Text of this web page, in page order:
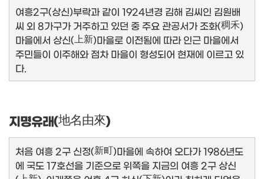
여흥2구(상신)부락과 같이 1924년경 김해 김씨인 김원배
씨 외 8가구가 거주하고 있던 중 주요 관공서가 조화(稠禾)
마을에서 상신( 上新)마을로 이전됨에 따라 인근 마을에서
주민들이 이주해와 점차 마을이 형성되어 현재에 이르고 있
다.
지명유래(地名由來)
처음 여흥 2구 신정(新町)마을에 속하여 오다가 1986년도
에 국도 17호선을 기준으로 위쪽을 지금의 여흥 2구 상신